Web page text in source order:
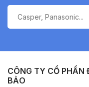
CÔNG TY CỔ PHẦN
BẢO